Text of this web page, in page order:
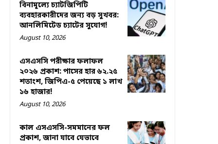
বিনামূল্যে চ্যাটজিপিটি
ব্যবহারকারীদের জন্য বড় সুখবর:
আনলিমিটেড চ্যাটের সুযোগ!
August 10, 2026
এসএসসি পরীক্ষার ফলাফল
২০২৬ প্রকাশ: পাসের হার ৬২.২৫
শতাংশ, জিপিএ-৫ পেয়েছে ১ লাখ
১৬ হাজার!
August 10, 2026
কাল এসএসসি-সমমানের ফল
প্রকাশ, জানা যাবে যেভাবে